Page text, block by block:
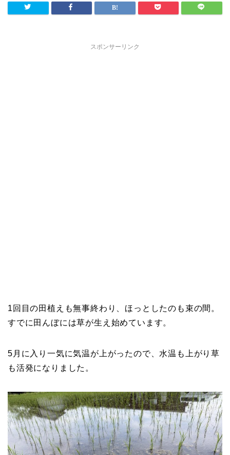
スポンサーリンク
1回目の田植えも無事終わり、ほっとしたのも束の間。
すでに田んぼには草が生え始めています。
5月に入り一気に気温が上がったので、水温も上がり草
も活発になりました。